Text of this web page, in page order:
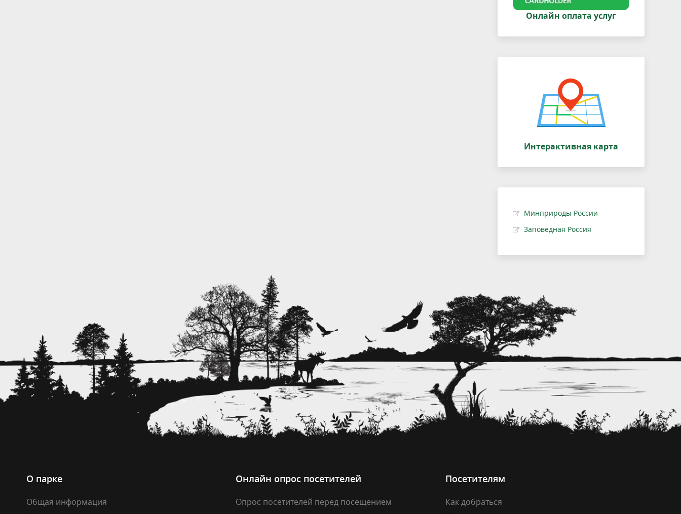
Онлайн оплата услуг
Интерактивная карта
Минприроды России
Заповедная Россия
О парке
Общая информация
Онлайн опрос посетителей
Опрос посетителей перед посещением
Посетителям
Как добраться